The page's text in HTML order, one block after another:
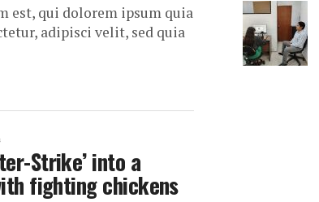
est, qui dolorem ipsum quia
adipisci velit, sed quia
Strike’ into a
fighting chickens